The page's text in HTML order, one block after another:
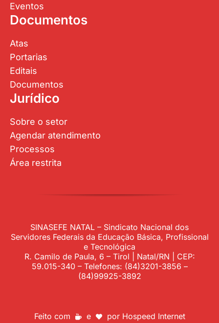
Eventos
Documentos
Atas
Portarias
Editais
Documentos
Jurídico
Sobre o setor
Agendar atendimento
Processos
Área restrita
SINASEFE NATAL – Sindicato Nacional dos
Servidores Federais da Educação Básica, Profissional
e Tecnológica
R. Camilo de Paula, 6 – Tirol | Natal/RN | CEP:
59.015-340 – Telefones: (84)3201-3856 –
(84)99925-3892
Feito com e por Hospeed Internet